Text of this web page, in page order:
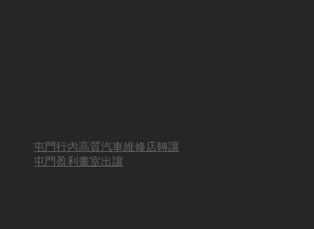
屯門行內高質汽車維修店轉讓
屯門盈利畫室出讓